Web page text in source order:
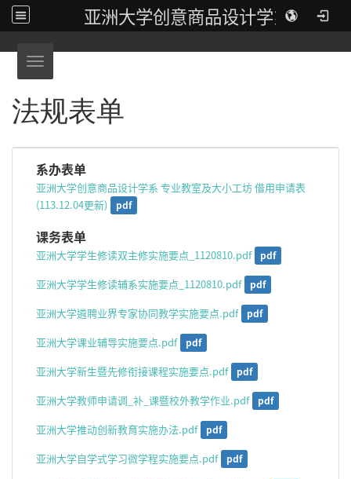
亚洲大学创意商品设计学系
Toggle navigation
法规表单
系办表单
亚洲大学创意商品设计学系 专业教室及大小工坊 借用申请表
(113.12.04更新)
pdf
课务表单
亚洲大学学生修读双主修实施要点_1120810.pdf pdf
亚洲大学学生修读辅系实施要点_1120810.pdf pdf
亚洲大学遴聘业界专家协同教学实施要点.pdf pdf
亚洲大学课业辅导实施要点.pdf pdf
亚洲大学新生暨先修衔接课程实施要点.pdf pdf
亚洲大学教师申请调_补_课暨校外教学作业.pdf pdf
亚洲大学推动创新教育实施办法.pdf pdf
亚洲大学自学式学习微学程实施要点.pdf pdf